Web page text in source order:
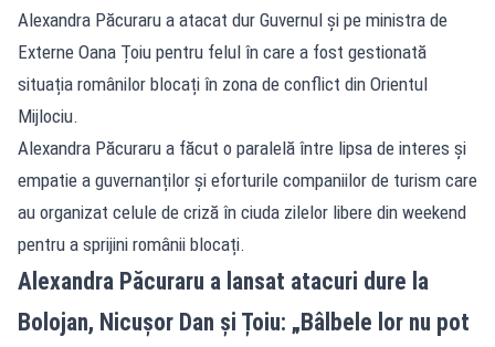
Alexandra Păcuraru a atacat dur Guvernul și pe ministra de
Externe Oana Țoiu pentru felul în care a fost gestionată
situația românilor blocați în zona de conflict din Orientul
Mijlociu.
Alexandra Păcuraru a făcut o paralelă între lipsa de interes și
empatie a guvernanților și eforturile companiilor de turism care
au organizat celule de criză în ciuda zilelor libere din weekend
pentru a sprijini românii blocați.
Alexandra Păcuraru a lansat atacuri dure la
Bolojan, Nicușor Dan și Țoiu: „Bâlbele lor nu pot